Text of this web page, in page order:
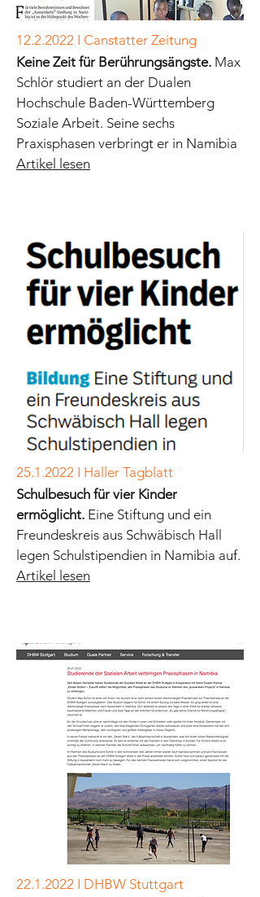
12.2.2022 I Canstatter Zeitung
Keine Zeit für Berührungsängste. Max
Schlör studiert an der Dualen
Hochschule Baden-Württemberg
Soziale Arbeit. Seine sechs
Praxisphasen verbringt er in Namibia
Artikel lesen
25.1.2022 I Haller Tagblatt
Schulbesuch für vier Kinder
ermöglicht. Eine Stiftung und ein
Freundeskreis aus Schwäbisch Hall
legen Schulstipendien in Namibia auf.
Artikel lesen
22.1.2022 I DHBW Stuttgart